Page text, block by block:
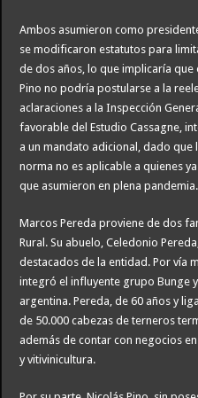
Ambos asumieron como
se modificaron estatutos para
de dos años, lo que implicaría que
Pino no podría postularse a la
aclaraciones a la Inspección
favorable del Estudio Cassagne,
a un mandato adicional, dado
norma no es aplicable a quienes
que asumieron en plena pandemia.
Marcos Pereda proviene de dos
Rural. Su abuelo, Celedonio
destacados de la entidad. Por vía
integró el influyente grupo Bunge
argentina. Pereda, de 60 años y
de 50.000 cabezas de terneros
además de contar con negocios
y vitivinicultura.